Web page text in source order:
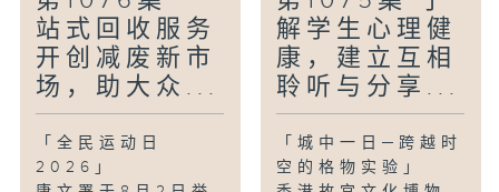
站式回收服务
开创减废新市
场，助大众...
「全民运动日
2026」
解学生心理健
康，建立互相
聆听与分享...
「城中一日─跨越时
空的格物实验」